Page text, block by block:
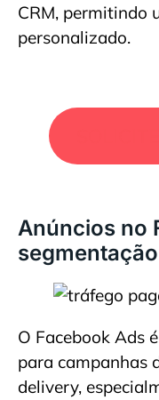
CRM, permitindo
personalizado.
Anúncios no
O Facebook Ads
para campanhas
delivery,